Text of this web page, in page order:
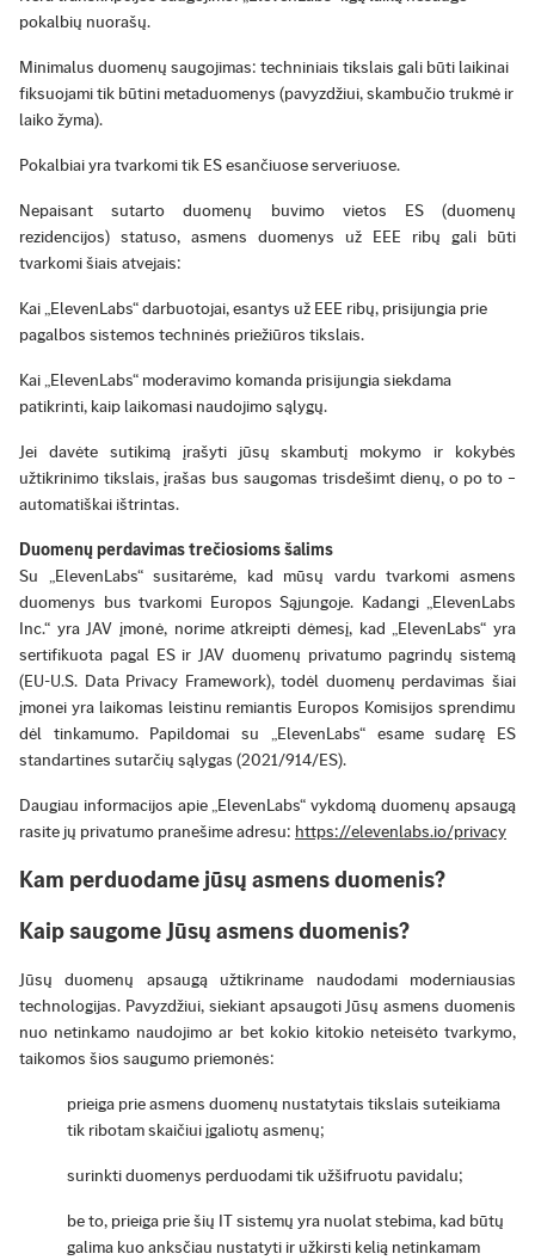
pokalbių nuorašų.
Minimalus duomenų saugojimas: techniniais tikslais gali būti laikinai
fiksuojami tik būtini metaduomenys (pavyzdžiui, skambučio trukmė ir
laiko žyma).
Pokalbiai yra tvarkomi tik ES esančiuose serveriuose.
Nepaisant sutarto duomenų buvimo vietos ES (duomenų
rezidencijos) statuso, asmens duomenys už EEE ribų gali būti
tvarkomi šiais atvejais:
Kai „ElevenLabs“ darbuotojai, esantys už EEE ribų, prisijungia prie
pagalbos sistemos techninės priežiūros tikslais.
Kai „ElevenLabs“ moderavimo komanda prisijungia siekdama
patikrinti, kaip laikomasi naudojimo sąlygų.
Jei davėte sutikimą įrašyti jūsų skambutį mokymo ir kokybės
užtikrinimo tikslais, įrašas bus saugomas trisdešimt dienų, o po to –
automatiškai ištrintas.
Duomenų perdavimas trečiosioms šalims
Su „ElevenLabs“ susitarėme, kad mūsų vardu tvarkomi asmens
duomenys bus tvarkomi Europos Sąjungoje. Kadangi „ElevenLabs
Inc.“ yra JAV įmonė, norime atkreipti dėmesį, kad „ElevenLabs“ yra
sertifikuota pagal ES ir JAV duomenų privatumo pagrindų sistemą
(EU-U.S. Data Privacy Framework), todėl duomenų perdavimas šiai
įmonei yra laikomas leistinu remiantis Europos Komisijos sprendimu
dėl tinkamumo. Papildomai su „ElevenLabs“ esame sudarę ES
standartines sutarčių sąlygas (2021/914/ES).
Daugiau informacijos apie „ElevenLabs“ vykdomą duomenų apsaugą
rasite jų privatumo pranešime adresu: https://elevenlabs.io/privacy
Kam perduodame jūsų asmens duomenis?
Kaip saugome Jūsų asmens duomenis?
Jūsų duomenų apsaugą užtikriname naudodami moderniausias
technologijas. Pavyzdžiui, siekiant apsaugoti Jūsų asmens duomenis
nuo netinkamo naudojimo ar bet kokio kitokio neteisėto tvarkymo,
taikomos šios saugumo priemonės:
prieiga prie asmens duomenų nustatytais tikslais suteikiama
tik ribotam skaičiui įgaliotų asmenų;
surinkti duomenys perduodami tik užšifruotu pavidalu;
be to, prieiga prie šių IT sistemų yra nuolat stebima, kad būtų
galima kuo anksčiau nustatyti ir užkirsti kelią netinkamam